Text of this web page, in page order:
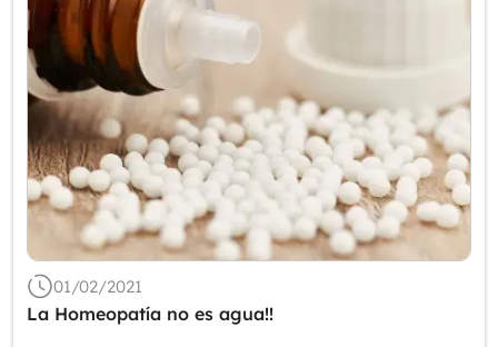
01/02/2021
La Homeopatía no es agua!!